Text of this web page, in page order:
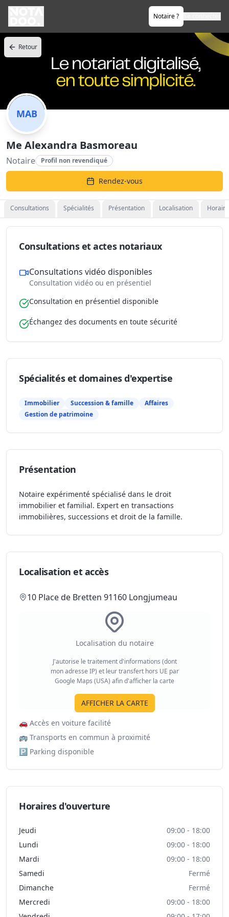
Notaire ?
Retour
MAB
Me Alexandra Basmoreau
Notaire Profil non revendiqué
Rendez-vous
Consultations Spécialités Présentation Localisation
Consultations et actes notariaux
Consultations vidéo disponibles
Consultation vidéo ou en présentiel
Consultation en présentiel disponible
Échangez des documents en toute sécurité
Spécialités et domaines d'expertise
Immobilier Succession & famille
Affaires
Gestion de patrimoine
Présentation
Notaire expérimenté spécialisé dans le droit
immobilier et familial. Expert en transactions
immobilières, successions et droit de la famille.
Localisation et accès
10 Place de Bretten 91160 Longjumeau
Localisation du notaire
J'autorise le traitement d'informations (dont
mon adresse IP) et leur transfert hors UE par
Google Maps (USA) afin d'afficher la carte
AFFICHER LA CARTE
🚗 Accès en voiture facilité
🚌 Transports en commun à proximité
🅿️ Parking disponible
Horaires d'ouverture
Jeudi
09:00 - 18:00
Lundi
09:00 - 18:00
Mardi
09:00 - 18:00
Samedi
Fermé
Dimanche
Fermé
Mercredi
09:00 - 18:00